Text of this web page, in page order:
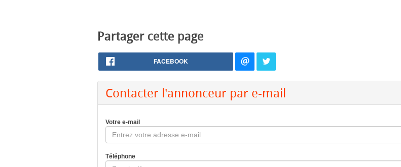
Partager cette page
FACEBOOK
Contacter l'annonceur par e-mail
Votre e-mail
Téléphone